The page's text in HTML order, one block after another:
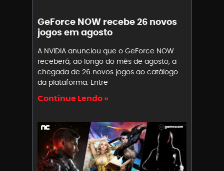
GeForce NOW recebe 26 novos
jogos em agosto
A NVIDIA anunciou que o GeForce NOW
receberá, ao longo do mês de agosto, a
chegada de 26 novos jogos ao catálogo
da plataforma. Entre
Continue Lendo »